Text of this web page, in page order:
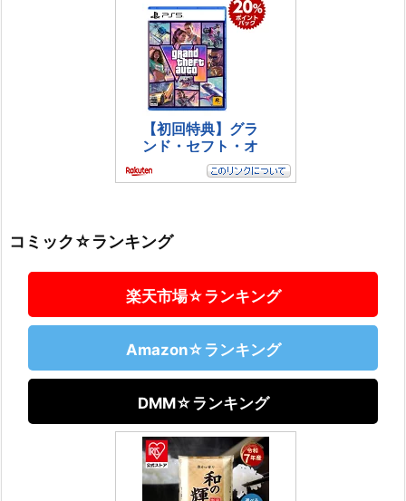
コミック☆ランキング
楽天市場☆ランキング
Amazon☆ランキング
DMM☆ランキング